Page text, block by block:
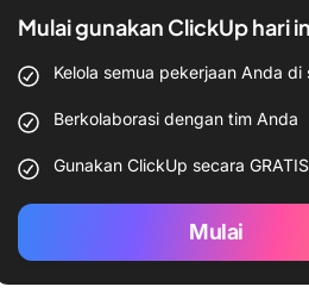
Mulai gunakan ClickUp hari
Kelola semua pekerjaan Anda
Berkolaborasi dengan tim Anda
Gunakan ClickUp secara
Mulai